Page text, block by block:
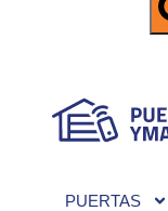
PUERTAS